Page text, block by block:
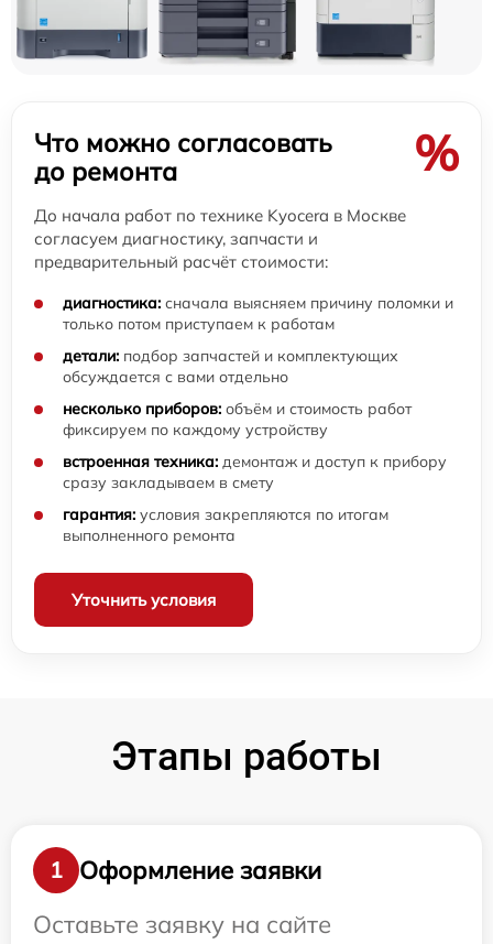
Что можно согласовать
до ремонта
%
До начала работ по технике Kyocera в Москве
согласуем диагностику, запчасти и
предварительный расчёт стоимости:
диагностика: сначала выясняем причину поломки и
только потом приступаем к работам
детали: подбор запчастей и комплектующих
обсуждается с вами отдельно
несколько приборов: объём и стоимость работ
фиксируем по каждому устройству
встроенная техника: демонтаж и доступ к прибору
сразу закладываем в смету
гарантия: условия закрепляются по итогам
выполненного ремонта
Уточнить условия
Этапы работы
1
Оформление заявки
Оставьте заявку на сайте